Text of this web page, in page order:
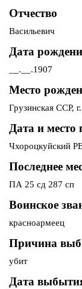
Отчество
Васильевич
Дата
__.__.1907
Место
Грузинская ССР,
Дата и место
Чхороцкуйский
Последнее
ПА 25 сд 287 сп
Воинское
красноармеец
Причина
убит
Дата